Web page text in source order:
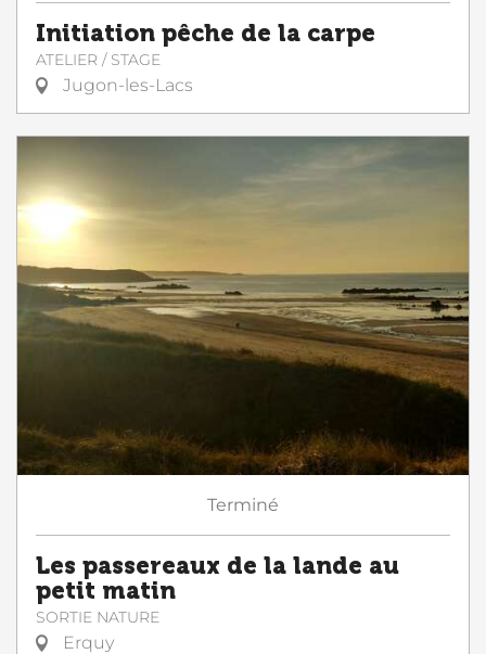
Initiation pêche de la carpe
ATELIER / STAGE
Jugon-les-Lacs
Terminé
Les passereaux de la lande au
petit matin
SORTIE NATURE
Erquy